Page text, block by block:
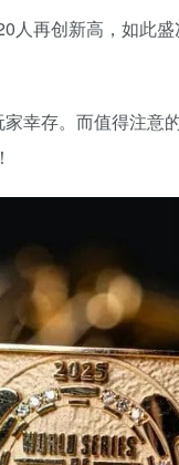
人再创新高，如此
幸存。而值得注意